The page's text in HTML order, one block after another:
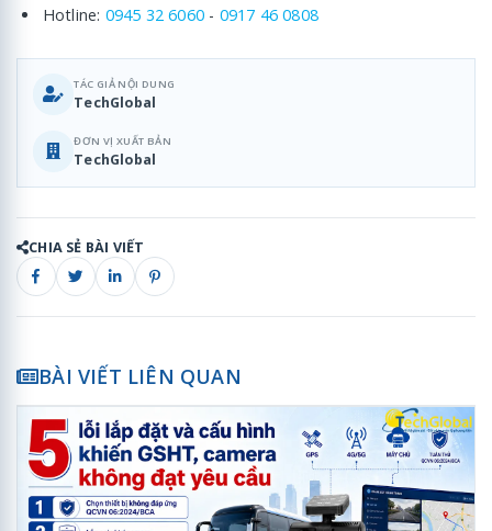
Hotline: 0945 32 6060 - 0917 46 0808
TÁC GIẢ NỘI DUNG
TechGlobal
ĐƠN VỊ XUẤT BẢN
TechGlobal
CHIA SẺ BÀI VIẾT
BÀI VIẾT LIÊN QUAN